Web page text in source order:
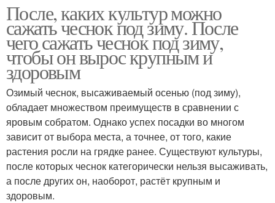
Луки на перо Лука на зелень
Лука для подмосковья
хранения
Лука для зимнего
хранения
После, каких культур можно
сажать чеснок под зиму. После
чего сажать чеснок под зиму,
чтобы он вырос крупным и
здоровым
Озимый чеснок, высаживаемый осенью (под зиму),
обладает множеством преимуществ в сравнении с
яровым собратом. Однако успех посадки во многом
зависит от выбора места, а точнее, от того, какие
растения росли на грядке ранее. Существуют культуры,
после которых чеснок категорически нельзя высаживать,
а после других он, наоборот, растёт крупным и
здоровым.